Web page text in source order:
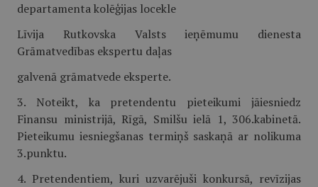
departamenta kolēģijas locekle
Līvija Rutkovska Valsts ieņēmumu dienesta
Grāmatvedības ekspertu daļas
galvenā grāmatvede eksperte.
3. Noteikt, ka pretendentu pieteikumi jāiesniedz
Finansu ministrijā, Rīgā, Smilšu ielā 1, 306.kabinetā.
Pieteikumu iesniegšanas termiņš saskaņā ar nolikuma
3.punktu.
4. Pretendentiem, kuri uzvarējuši konkursā, revīzijas